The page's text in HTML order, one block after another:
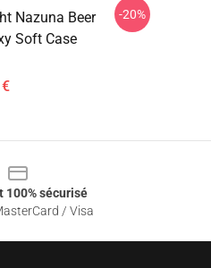
Nazuna Beer
Soft Case
-20%
100% sécurisé
/ Visa